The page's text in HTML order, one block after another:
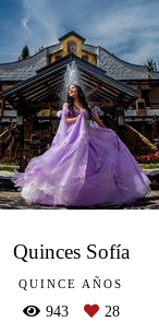
Quinces Sofía
QUINCE AÑOS
943 28